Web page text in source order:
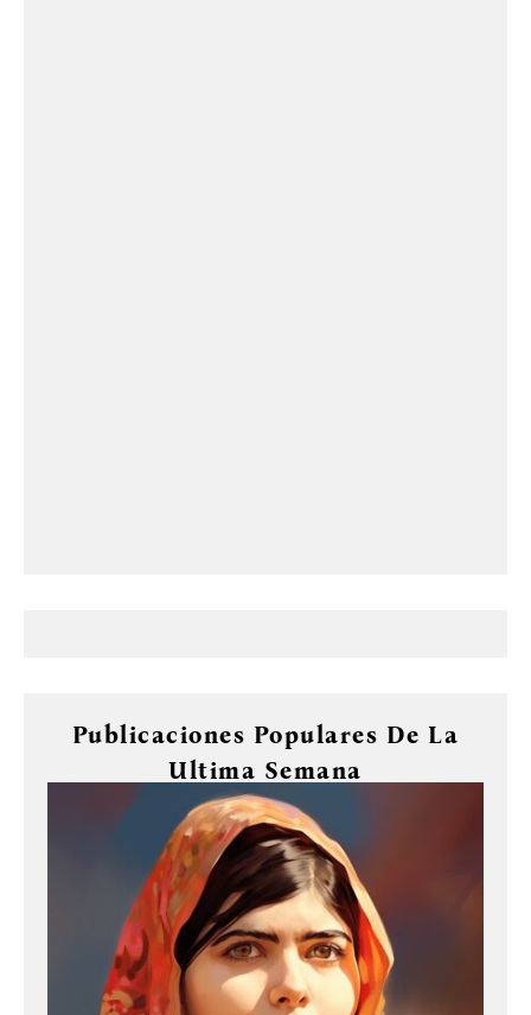
Publicaciones Populares De La
Ultima Semana